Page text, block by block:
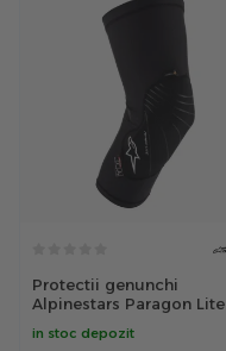
Protectii genunchi
Alpinestars Paragon Lite
in stoc depozit